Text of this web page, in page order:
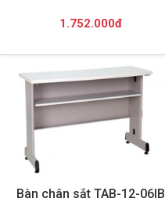
1.752.000đ
Bàn chân sắt TAB-12-06IB